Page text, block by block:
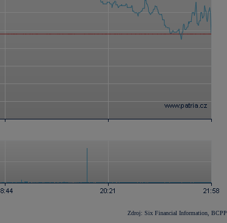
Zdroj: Six Financial Information, BCPP